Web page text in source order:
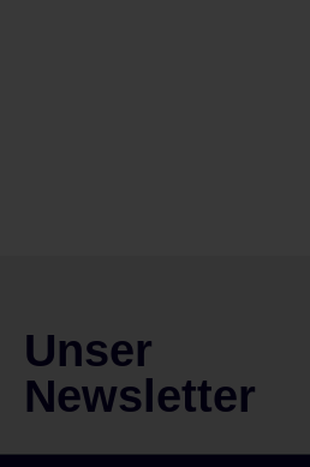
Unser
Newsletter